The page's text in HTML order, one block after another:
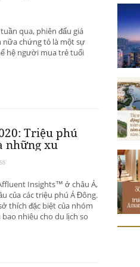
qua, phiên đấu giá
nữa chứng tỏ là một sự
hệ người mua trẻ tuổi
Triệu phú
những xu
ngành du
Insights™ ở châu Á,
của các triệu phú Á Đông.
thích đặc biệt của nhóm
nhiêu cho du lịch so